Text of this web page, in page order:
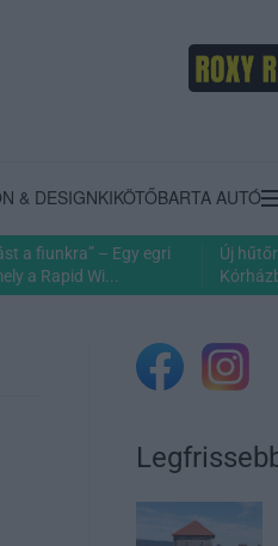
& DESIGNKIKÖTŐBARTA AUTÓ
a fiunkra” – Egy egri
a Rapid Wi...
Új